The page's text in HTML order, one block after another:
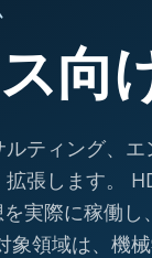
向
ティング、
張します。
実際に稼働
象領域は、機